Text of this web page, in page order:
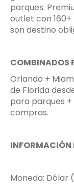
parques.
outlet con
son destino
COMBINADOS
Orlando +
de Florida
para parques
compras.
Moneda: Dólar